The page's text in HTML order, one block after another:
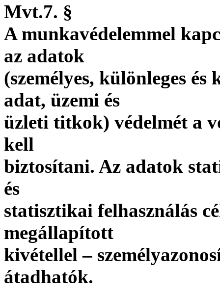
Mvt.7. §
A munkavédelemmel
az adatok
(személyes, különleges
adat, üzemi és
üzleti titkok) védelmét a
kell
biztosítani. Az adatok
és
statisztikai felhasználás
megállapított
kivétellel –
átadhatók.